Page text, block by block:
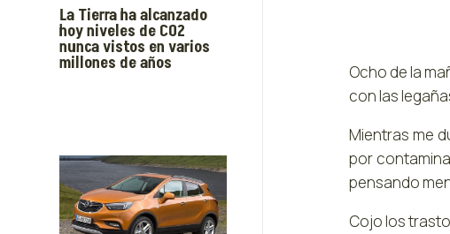
La Tierra ha alcanzado
hoy niveles de CO2
nunca vistos en varios
millones de años
Ocho de la
con las
Mientras me
por
pensando
Cojo los